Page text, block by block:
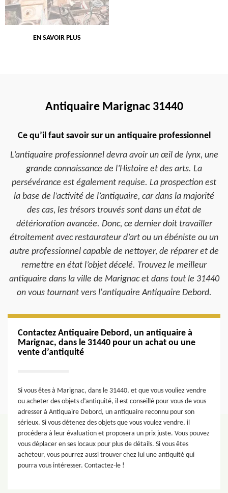
EN SAVOIR PLUS
Antiquaire Marignac 31440
Ce qu’il faut savoir sur un antiquaire professionnel
L’antiquaire professionnel devra avoir un œil de lynx, une
grande connaissance de l’Histoire et des arts. La
persévérance est également requise. La prospection est
la base de l’activité de l’antiquaire, car dans la majorité
des cas, les trésors trouvés sont dans un état de
détérioration avancée. Donc, ce dernier doit travailler
étroitement avec restaurateur d’art ou un ébéniste ou un
autre professionnel capable de nettoyer, de réparer et de
remettre en état l’objet décelé. Trouvez le meilleur
antiquaire dans la ville de Marignac et dans tout le 31440
on vous tournant vers l'antiquaire Antiquaire Debord.
Contactez Antiquaire Debord, un antiquaire à
Marignac, dans le 31440 pour un achat ou une
vente d’antiquité
Si vous êtes à Marignac, dans le 31440, et que vous vouliez vendre
ou acheter des objets d’antiquité, il est conseillé pour vous de vous
adresser à Antiquaire Debord, un antiquaire reconnu pour son
sérieux. Si vous détenez des objets que vous voulez vendre, il
procédera à leur évaluation et proposera un prix juste. Vous pouvez
vous déplacer en ses locaux pour plus de détails. Si vous êtes
acheteur, vous pourrez aussi trouver chez lui une antiquité qui
pourra vous intéresser. Contactez-le !